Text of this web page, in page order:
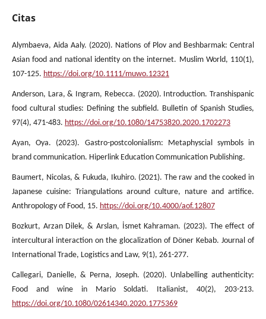
Citas
Alymbaeva, Aida Aaly. (2020). Nations of Plov and Beshbarmak: Central
Asian food and national identity on the internet. Muslim World, 110(1),
107-125. https://doi.org/10.1111/muwo.12321
Anderson, Lara, & Ingram, Rebecca. (2020). Introduction. Transhispanic
food cultural studies: Defining the subfield. Bulletin of Spanish Studies,
97(4), 471-483. https://doi.org/10.1080/14753820.2020.1702273
Ayan, Oya. (2023). Gastro-postcolonialism: Metaphyscial symbols in
brand communication. Hiperlink Education Communication Publishing.
Baumert, Nicolas, & Fukuda, Ikuhiro. (2021). The raw and the cooked in
Japanese cuisine: Triangulations around culture, nature and artifice.
Anthropology of Food, 15. https://doi.org/10.4000/aof.12807
Bozkurt, Arzan Dilek, & Arslan, İsmet Kahraman. (2023). The effect of
intercultural interaction on the glocalization of Döner Kebab. Journal of
International Trade, Logistics and Law, 9(1), 261-277.
Callegari, Danielle, & Perna, Joseph. (2020). Unlabelling authenticity:
Food and wine in Mario Soldati. Italianist, 40(2), 203-213.
https://doi.org/10.1080/02614340.2020.1775369